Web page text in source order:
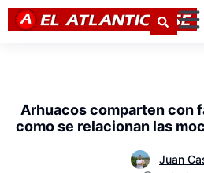
Arhuacos comparten con
como se relacionan las
Juan